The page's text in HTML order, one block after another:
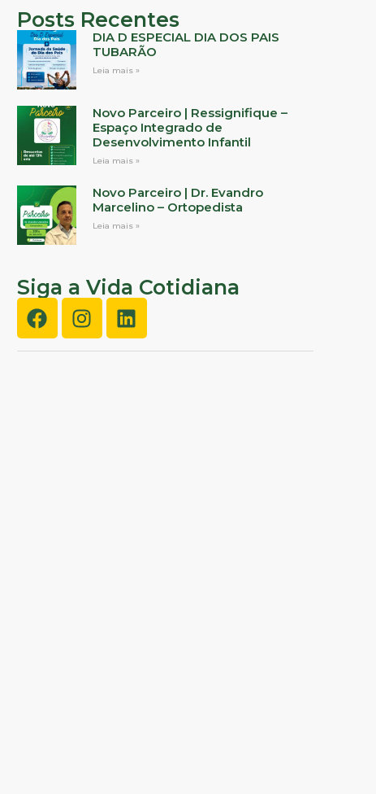
Posts Recentes
DIA D ESPECIAL DIA DOS PAIS
TUBARÃO
Leia mais »
Novo Parceiro | Ressignifique –
Espaço Integrado de
Desenvolvimento Infantil
Leia mais »
Novo Parceiro | Dr. Evandro
Marcelino – Ortopedista
Leia mais »
Siga a Vida Cotidiana